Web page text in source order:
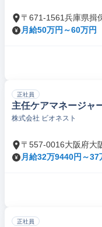
〒671-1561兵庫県揖
月給50万円～60万円
正社員
主任ケアマネージャ
株式会社 ビオネスト
〒557-0016大阪府大
月給32万9440円～37
正社員